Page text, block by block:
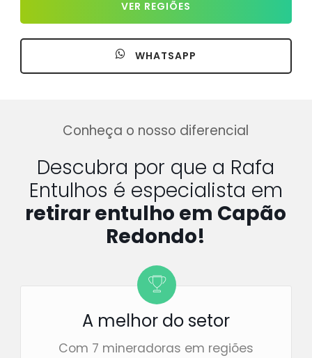
VER REGIÕES
WHATSAPP
Conheça o nosso diferencial
Descubra por que a Rafa
Entulhos é especialista em
retirar entulho em Capão
Redondo!
A melhor do setor
Com 7 mineradoras em regiões